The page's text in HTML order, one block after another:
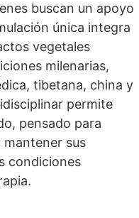
buscan un apoyo
única integra
vegetales
milenarias,
tibetana, china y
permite
pensado para
mantener sus
condiciones